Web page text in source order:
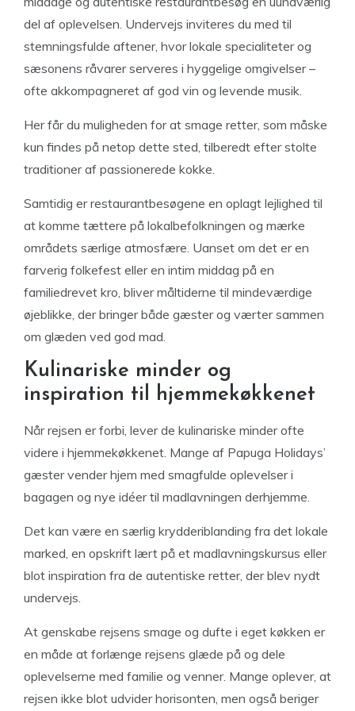
del af oplevelsen. Undervejs inviteres du med til
stemningsfulde aftener, hvor lokale specialiteter og
sæsonens råvarer serveres i hyggelige omgivelser –
ofte akkompagneret af god vin og levende musik.
Her får du muligheden for at smage retter, som måske
kun findes på netop dette sted, tilberedt efter stolte
traditioner af passionerede kokke.
Samtidig er restaurantbesøgene en oplagt lejlighed til
at komme tættere på lokalbefolkningen og mærke
områdets særlige atmosfære. Uanset om det er en
farverig folkefest eller en intim middag på en
familiedrevet kro, bliver måltiderne til mindeværdige
øjeblikke, der bringer både gæster og værter sammen
om glæden ved god mad.
Kulinariske minder og
inspiration til hjemmekøkkenet
Når rejsen er forbi, lever de kulinariske minder ofte
videre i hjemmekøkkenet. Mange af Papuga Holidays’
gæster vender hjem med smagfulde oplevelser i
bagagen og nye idéer til madlavningen derhjemme.
Det kan være en særlig krydderiblanding fra det lokale
marked, en opskrift lært på et madlavningskursus eller
blot inspiration fra de autentiske retter, der blev nydt
undervejs.
At genskabe rejsens smage og dufte i eget køkken er
en måde at forlænge rejsens glæde på og dele
oplevelserne med familie og venner. Mange oplever, at
rejsen ikke blot udvider horisonten, men også beriger